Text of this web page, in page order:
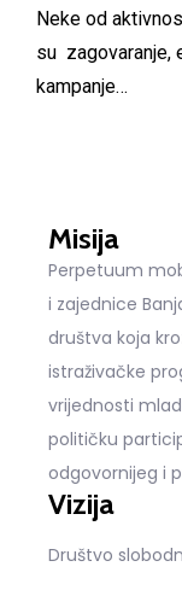
Neke od
su zagovaranje,
kampanje…
Misija
Perpetuum
i zajednice
društva koja
istraživačke
vrijednosti
političku
odgovornijeg i
Vizija
Društvo